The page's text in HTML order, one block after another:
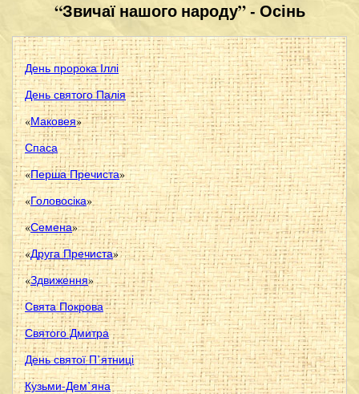
“Звичаї нашого народу” - Осінь
День пророка Іллі
День святого Палія
«Маковея»
Спаса
«Перша Пречиста»
«Головосіка»
«Семена»
«Друга Пречиста»
«Здвиження»
Свята Покрова
Святого Дмитра
День святої П’ятниці
Кузьми-Дем’яна